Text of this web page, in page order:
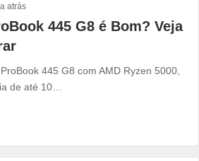
atrás
445 G8 é Bom? Veja
445 G8 com AMD Ryzen 5000,
de até 10…